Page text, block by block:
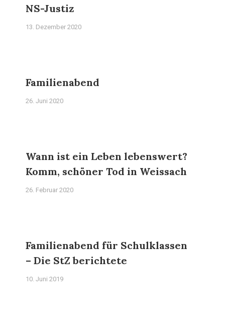
NS-Justiz
13. Dezember 2020
Familienabend
26. Juni 2020
Wann ist ein Leben lebenswert?
Komm, schöner Tod in Weissach
26. Februar 2020
Familienabend für Schulklassen
– Die StZ berichtete
10. Juni 2019